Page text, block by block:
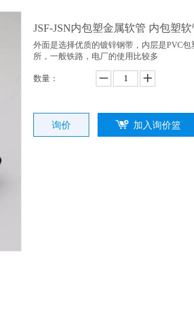
JSF-JSN内包塑金属软管 内包塑软
外面是选择优质的镀锌钢带，内层是PVC
所，一般铁路，电厂的使用比较多
数量：
询价 加入询价篮